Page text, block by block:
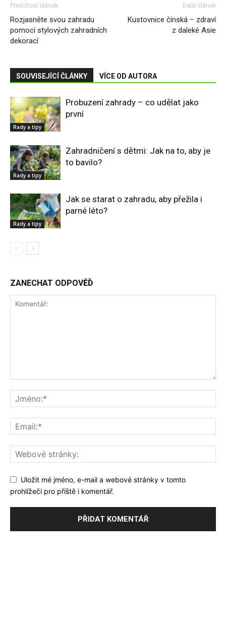
Předchozí článek
Rozjasněte svou zahradu
pomocí stylových zahradních
dekorací
Další článek
Kustovnice čínská – zdraví
z daleké Asie
SOUVISEJÍCÍ ČLÁNKY VÍCE OD AUTORA
Rady a tipy
Probuzení zahrady – co udělat jako
první
Rady a tipy
Zahradničení s dětmi: Jak na to, aby je
to bavilo?
Rady a tipy
Jak se starat o zahradu, aby přežila i
parné léto?
ZANECHAT ODPOVĚĎ
Uložit mé jméno, e-mail a webové stránky v tomto
prohlížeči pro příště i komentář.